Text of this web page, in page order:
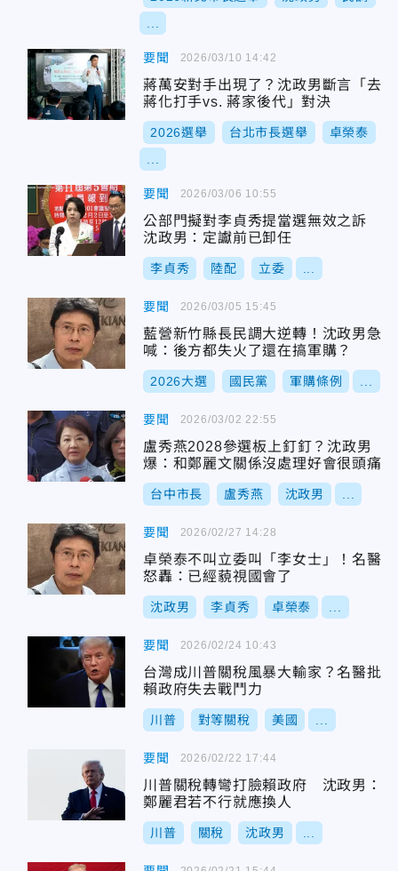
要聞
蔣萬安對手出現了？沈政男斷言「去
蔣化打手vs. 蔣家後代」對決
2026選舉 台北市長選舉 卓榮泰
2026/03/10 14:42
要聞
公部門擬對李貞秀提當選無效之訴
沈政男：定讞前已卸任
李貞秀 陸配 立委
2026/03/06 10:55
要聞
藍營新竹縣長民調大逆轉！沈政男急
喊：後方都失火了還在搞軍購？
2026大選 國民黨 軍購條例
2026/03/05 15:45
要聞
盧秀燕2028參選板上釘釘？沈政男
爆：和鄭麗文關係沒處理好會很頭痛
台中市長 盧秀燕 沈政男
2026/03/02 22:55
要聞
卓榮泰不叫立委叫「李女士」！名醫
怒轟：已經藐視國會了
沈政男 李貞秀 卓榮泰
2026/02/27 14:28
要聞
台灣成川普關稅風暴大輸家？名醫批
賴政府失去戰鬥力
川普 對等關稅 美國
2026/02/24 10:43
要聞
川普關稅轉彎打臉賴政府 沈政男：
鄭麗君若不行就應換人
川普 關稅 沈政男
2026/02/22 17:44